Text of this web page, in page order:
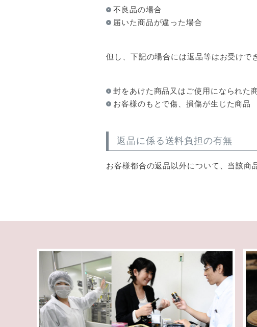
不良品の場合
届いた商品が違った場合
但し、下記の場合には返品等はお受けで
封をあけた商品又はご使用になられた
お客様のもとで傷、損傷が生じた商品
返品に係る送料負担の有無
お客様都合の返品以外について、当該商